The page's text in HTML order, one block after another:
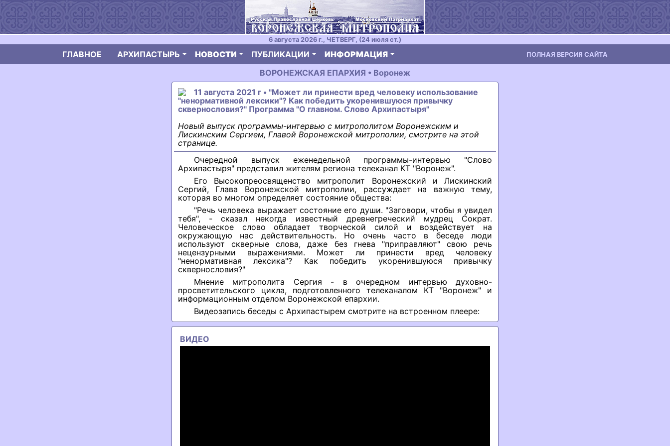
6 августа 2026 г., ЧЕТВЕРГ, (24 июля ст.)
ГЛАВНОЕ АРХИПАСТЫРЬ НОВОСТИ ПУБЛИКАЦИИ ИНФОРМАЦИЯ ПОЛНАЯ ВЕРСИЯ САЙТА
ВОРОНЕЖСКАЯ ЕПАРХИЯ • Воронеж
11 августа 2021 г • "Может ли принести вред человеку использование
"ненормативной лексики"? Как победить укоренившуюся привычку
сквернословия?" Программа "О главном. Слово Архипастыря"
Новый выпуск программы-интервью с митрополитом Воронежским и
Лискинским Сергием, Главой Воронежской митрополии, смотрите на этой
странице.
Очередной выпуск еженедельной программы-интервью "Слово
Архипастыря" представил жителям региона телеканал КТ "Воронеж".
Его Высокопреосвященство митрополит Воронежский и Лискинский
Сергий, Глава Воронежской митрополии, рассуждает на важную тему,
которая во многом определяет состояние общества:
"Речь человека выражает состояние его души. "Заговори, чтобы я увидел
тебя", - сказал некогда известный древнегреческий мудрец Сократ.
Человеческое слово обладает творческой силой и воздействует на
окружающую нас действительность. Но очень часто в беседе люди
используют скверные слова, даже без гнева "приправляют" свою речь
нецензурными выражениями. Может ли принести вред человеку
"ненормативная лексика"? Как победить укоренившуюся привычку
сквернословия?"
Мнение митрополита Сергия - в очередном интервью духовно-
просветительского цикла, подготовленного телеканалом КТ "Воронеж" и
информационным отделом Воронежской епархии.
Видеозапись беседы с Архипастырем смотрите на встроенном плеере:
ВИДЕО